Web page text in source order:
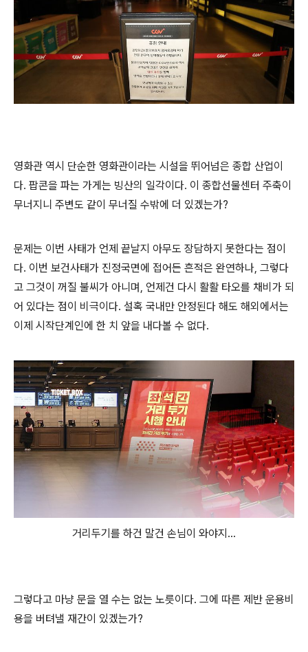
영화관 역시 단순한 영화관이라는 시설을 뛰어넘은 종합 산업이
다. 팝콘을 파는 가게는 빙산의 일각이다. 이 종합선물센터 주축이
무너지니 주변도 같이 무너질 수밖에 더 있겠는가?
문제는 이번 사태가 언제 끝날지 아무도 장담하지 못한다는 점이
다. 이번 보건사태가 진정국면에 접어든 흔적은 완연하나, 그렇다
고 그것이 꺼질 불씨가 아니며, 언제건 다시 활활 타오를 채비가 되
어 있다는 점이 비극이다. 설혹 국내만 안정된다 해도 해외에서는
이제 시작단계인에 한 치 앞을 내다볼 수 없다.
거리두기를 하건 말건 손님이 와야지...
그렇다고 마냥 문을 열 수는 없는 노릇이다. 그에 따른 제반 운용비
용을 버텨낼 재간이 있겠는가?